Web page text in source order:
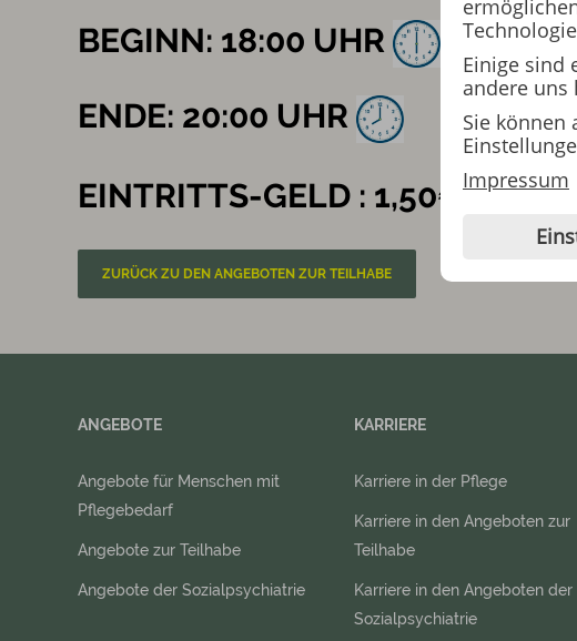
BEGINN: 18:00 UHR
ENDE: 20:00 UHR
EINTRITTS-GELD : 1,50€
ZURÜCK ZU DEN ANGEBOTEN ZUR TEILHABE
ANGEBOTE
Angebote für Menschen mit
Pflegebedarf
Angebote zur Teilhabe
Angebote der Sozialpsychiatrie
KARRIERE
Karriere in der Pflege
Karriere in den Angeboten zur
Teilhabe
Karriere in den Angeboten der
Sozialpsychiatrie
Einige sind
andere uns
Sie können
Impressum